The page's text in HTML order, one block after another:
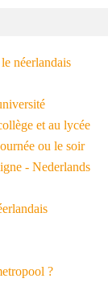
néerlandais
et au lycée
ou le soir
- Nederlands
?